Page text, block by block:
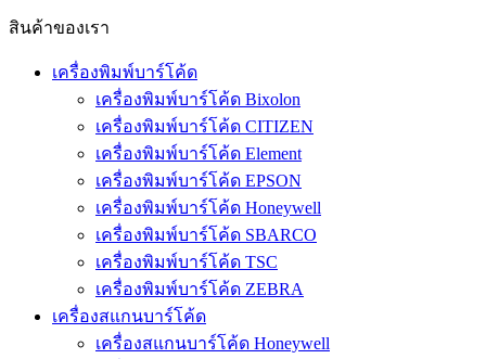
สินค้าของเรา
เครื่องพิมพ์บาร์โค้ด
เครื่องพิมพ์บาร์โค้ด Bixolon
เครื่องพิมพ์บาร์โค้ด CITIZEN
เครื่องพิมพ์บาร์โค้ด Element
เครื่องพิมพ์บาร์โค้ด EPSON
เครื่องพิมพ์บาร์โค้ด Honeywell
เครื่องพิมพ์บาร์โค้ด SBARCO
เครื่องพิมพ์บาร์โค้ด TSC
เครื่องพิมพ์บาร์โค้ด ZEBRA
เครื่องสแกนบาร์โค้ด
เครื่องสแกนบาร์โค้ด Honeywell